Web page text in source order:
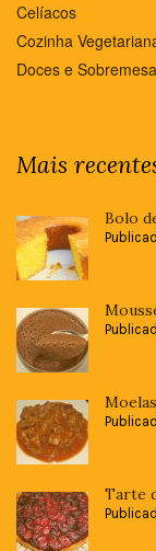
Celíacos
Cozinha
Doces e
Mais
Bolo
Tarte